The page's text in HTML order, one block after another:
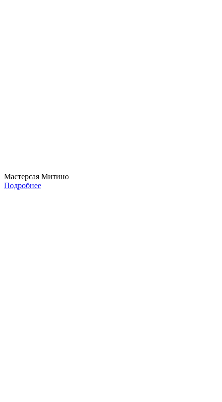
Мастерсая Митино
Подробнее